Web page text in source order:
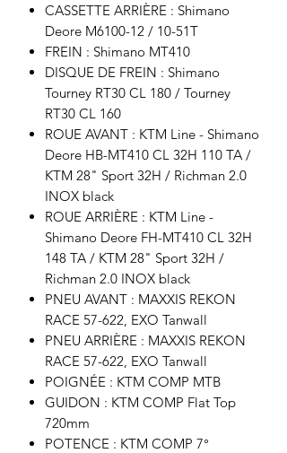
CASSETTE ARRIÈRE : Shimano
Deore M6100-12 / 10-51T
FREIN : Shimano MT410
DISQUE DE FREIN : Shimano
Tourney RT30 CL 180 / Tourney
RT30 CL 160
ROUE AVANT : KTM Line - Shimano
Deore HB-MT410 CL 32H 110 TA /
KTM 28" Sport 32H / Richman 2.0
INOX black
ROUE ARRIÈRE : KTM Line -
Shimano Deore FH-MT410 CL 32H
148 TA / KTM 28" Sport 32H /
Richman 2.0 INOX black
PNEU AVANT : MAXXIS REKON
RACE 57-622, EXO Tanwall
PNEU ARRIÈRE : MAXXIS REKON
RACE 57-622, EXO Tanwall
POIGNÉE : KTM COMP MTB
GUIDON : KTM COMP Flat Top
720mm
POTENCE : KTM COMP 7°